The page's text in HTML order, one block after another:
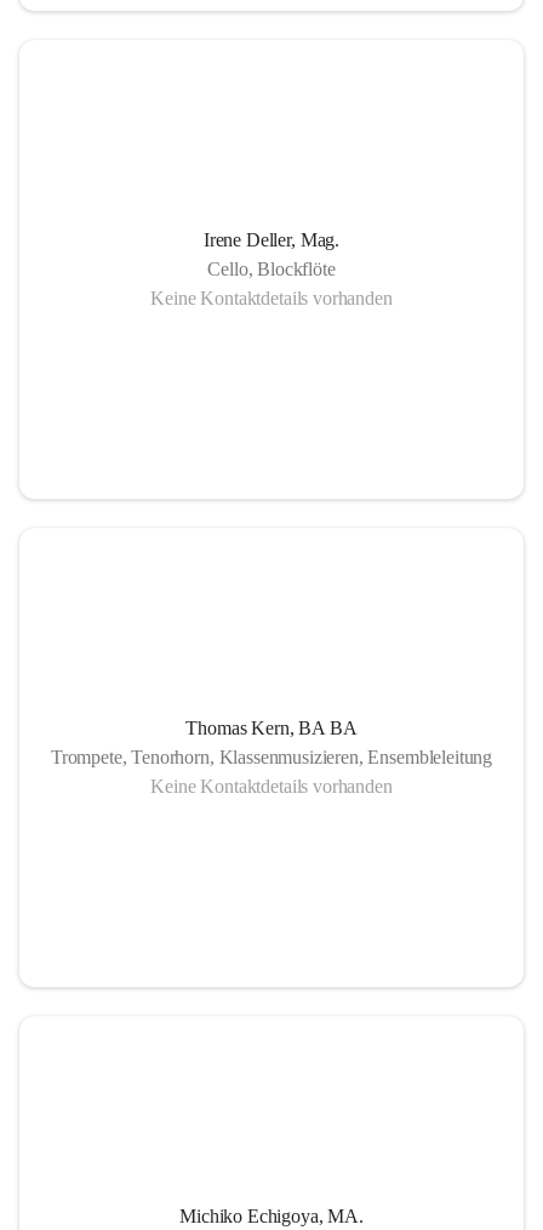
sich in der Fächervielfalt im künstlerischen Einzelunterricht
bis hin zu zahlreichen Ensembles. Damit ist gewährleistet,
dass jeder Musikschüler die Möglichkeit hat, sein erlerntes
Irene Deller, Mag.
Cello, Blockflöte
Keine Kontaktdetails vorhanden
Thomas Kern, BA BA
Trompete, Tenorhorn, Klassenmusizieren, Ensembleleitung
Keine Kontaktdetails vorhanden
Michiko Echigoya, MA.